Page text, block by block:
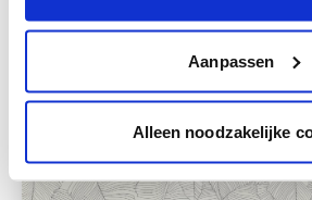
Aanpassen
Alleen noodzakelijke
Deze stijlen zijn misschien